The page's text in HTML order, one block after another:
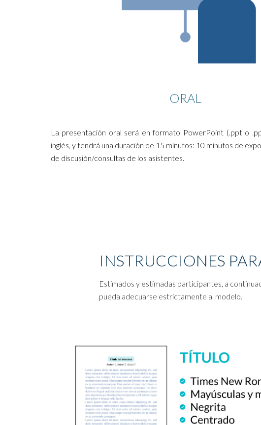
ORAL
La presentación oral será en formato PowerPoint (.ppt o
inglés, y tendrá una duración de 15 minutos: 10 minutos de
de discusión/consultas de los asistentes.
INSTRUCCIONES
Estimados y estimadas participantes, a
pueda adecuarse estrictamente al modelo.